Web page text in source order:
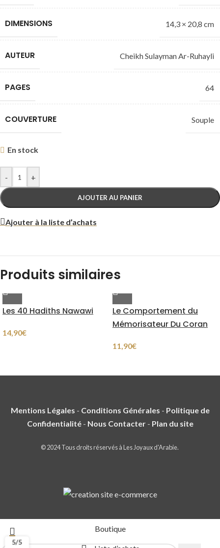
DIMENSIONS 14,3 × 20,8 cm
AUTEUR Cheikh Sulayman Ar-Ruhayli
PAGES 64
COUVERTURE Souple
En stock
- +
AJOUTER AU PANIER
Ajouter à la liste d’achats
Produits similaires
Les 40 Hadiths Nawawi
14,90€
Le Comportement du
Mémorisateur Du Coran
11,90€
Mentions Légales - Conditions Générales - Politique de
Confidentialité- Nous Contacter- Plan du site
© 2024 Tous droits réservés à Les Joyaux d'Arabie.
Boutique
5/5